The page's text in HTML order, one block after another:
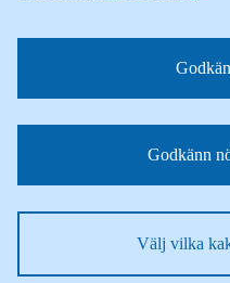
Godkänn
Välj vilka